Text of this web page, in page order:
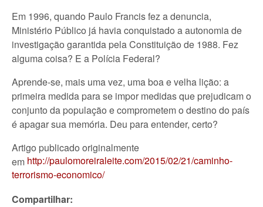
Em 1996, quando Paulo Francis fez a denuncia,
Ministério Público já havia conquistado a autonomia de
investigação garantida pela Constituição de 1988. Fez
alguma coisa? E a Polícia Federal?
Aprende-se, mais uma vez, uma boa e velha lição: a
primeira medida para se impor medidas que prejudicam o
conjunto da população e comprometem o destino do país
é apagar sua memória. Deu para entender, certo?
Artigo publicado originalmente
em http://paulomoreiraleite.com/2015/02/21/caminho-
terrorismo-economico/
Compartilhar: